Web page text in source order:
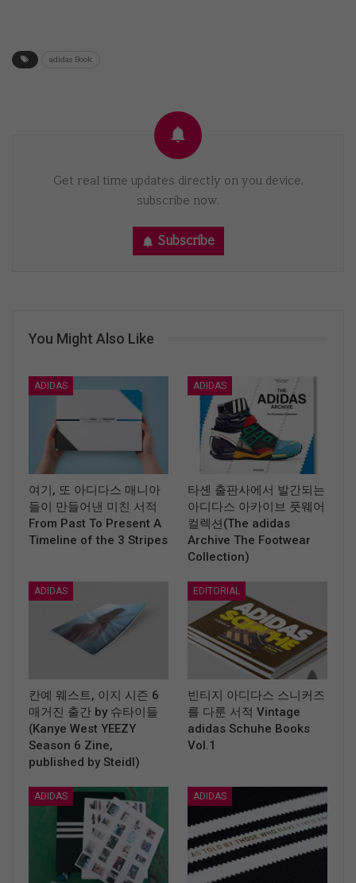
adidas Book
Get real time updates directly on you device,
subscribe now.
Subscribe
You Might Also Like
ADIDAS
여기, 또 아디다스 매니아
들이 만들어낸 미친 서적
From Past To Present A
Timeline of the 3 Stripes
ADIDAS
타셴 출판사에서 발간되는
아디다스 아카이브 풋웨어
컬렉션(The adidas
Archive The Footwear
Collection)
ADIDAS
칸예 웨스트, 이지 시즌 6
매거진 출간 by 슈타이들
(Kanye West YEEZY
Season 6 Zine,
published by Steidl)
EDITORIAL
빈티지 아디다스 스니커즈
를 다룬 서적 Vintage
adidas Schuhe Books
Vol.1
ADIDAS ADIDAS